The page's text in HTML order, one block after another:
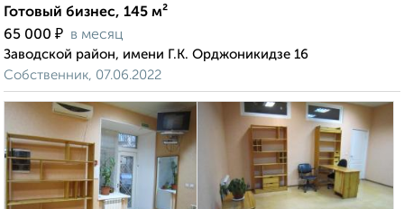
Готовый бизнес, 145 м²
65 000 ₽ в месяц
Заводской район, имени Г.К. Орджоникидзе 16
Собственник, 07.06.2022